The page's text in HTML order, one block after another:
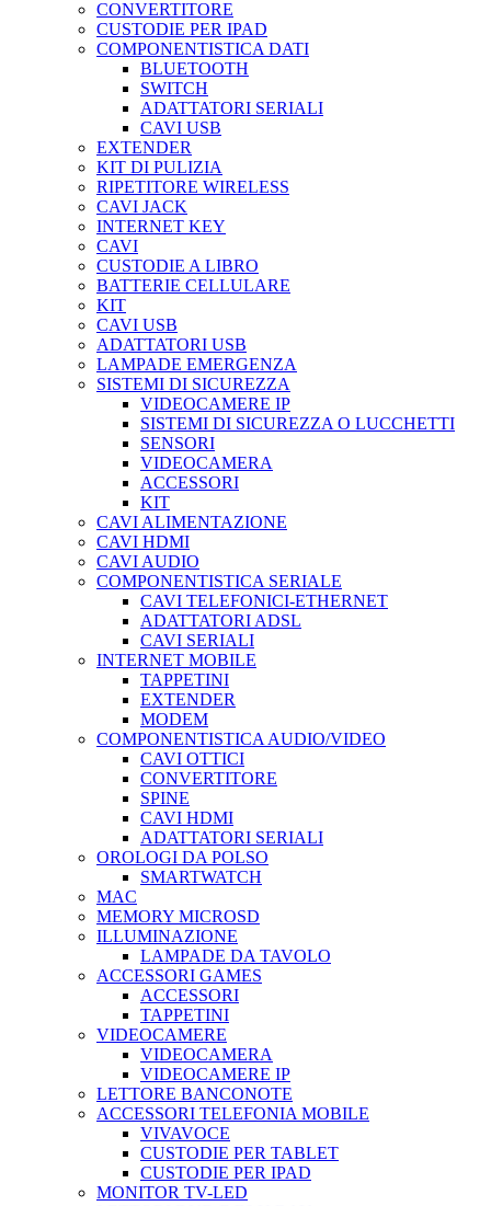
CONVERTITORE
CUSTODIE PER IPAD
COMPONENTISTICA DATI
BLUETOOTH
SWITCH
ADATTATORI SERIALI
CAVI USB
EXTENDER
KIT DI PULIZIA
RIPETITORE WIRELESS
CAVI JACK
INTERNET KEY
CAVI
CUSTODIE A LIBRO
BATTERIE CELLULARE
KIT
CAVI USB
ADATTATORI USB
LAMPADE EMERGENZA
SISTEMI DI SICUREZZA
VIDEOCAMERE IP
SISTEMI DI SICUREZZA O LUCCHETTI
SENSORI
VIDEOCAMERA
ACCESSORI
KIT
CAVI ALIMENTAZIONE
CAVI HDMI
CAVI AUDIO
COMPONENTISTICA SERIALE
CAVI TELEFONICI-ETHERNET
ADATTATORI ADSL
CAVI SERIALI
INTERNET MOBILE
TAPPETINI
EXTENDER
MODEM
COMPONENTISTICA AUDIO/VIDEO
CAVI OTTICI
CONVERTITORE
SPINE
CAVI HDMI
ADATTATORI SERIALI
OROLOGI DA POLSO
SMARTWATCH
MAC
MEMORY MICROSD
ILLUMINAZIONE
LAMPADE DA TAVOLO
ACCESSORI GAMES
ACCESSORI
TAPPETINI
VIDEOCAMERE
VIDEOCAMERA
VIDEOCAMERE IP
LETTORE BANCONOTE
ACCESSORI TELEFONIA MOBILE
VIVAVOCE
CUSTODIE PER TABLET
CUSTODIE PER IPAD
MONITOR TV-LED